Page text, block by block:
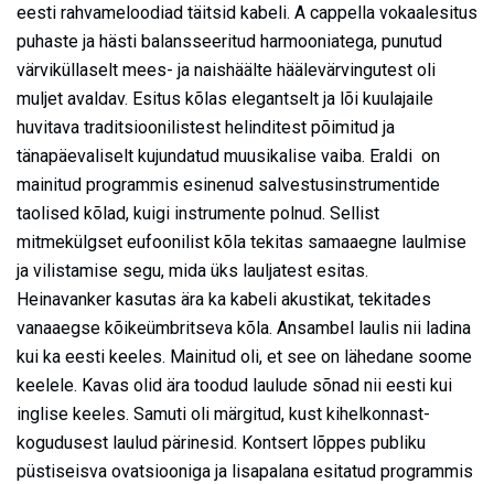
eesti rahvameloodiad täitsid kabeli. A cappella vokaalesitus
puhaste ja hästi balansseeritud harmooniatega, punutud
värviküllaselt mees- ja naishäälte häälevärvingutest oli
muljet avaldav. Esitus kõlas elegantselt ja lõi kuulajaile
huvitava traditsioonilistest helinditest põimitud ja
tänapäevaliselt kujundatud muusikalise vaiba. Eraldi on
mainitud programmis esinenud salvestusinstrumentide
taolised kõlad, kuigi instrumente polnud. Sellist
mitmekülgset eufoonilist kõla tekitas samaaegne laulmise
ja vilistamise segu, mida üks lauljatest esitas.
Heinavanker kasutas ära ka kabeli akustikat, tekitades
vanaaegse kõikeümbritseva kõla. Ansambel laulis nii ladina
kui ka eesti keeles. Mainitud oli, et see on lähedane soome
keelele. Kavas olid ära toodud laulude sõnad nii eesti kui
inglise keeles. Samuti oli märgitud, kust kihelkonnast-
kogudusest laulud pärinesid. Kontsert lõppes publiku
püstiseisva ovatsiooniga ja lisapalana esitatud programmis